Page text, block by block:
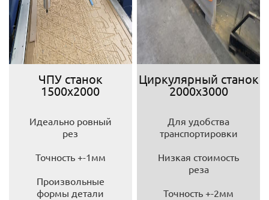
ЧПУ станок
1500х2000
Идеально ровный
рез
Точность +-1мм
Произвольные
формы детали
Циркулярный станок
2000х3000
Для удобства
транспортировки
Низкая стоимость
реза
Точность +-2мм